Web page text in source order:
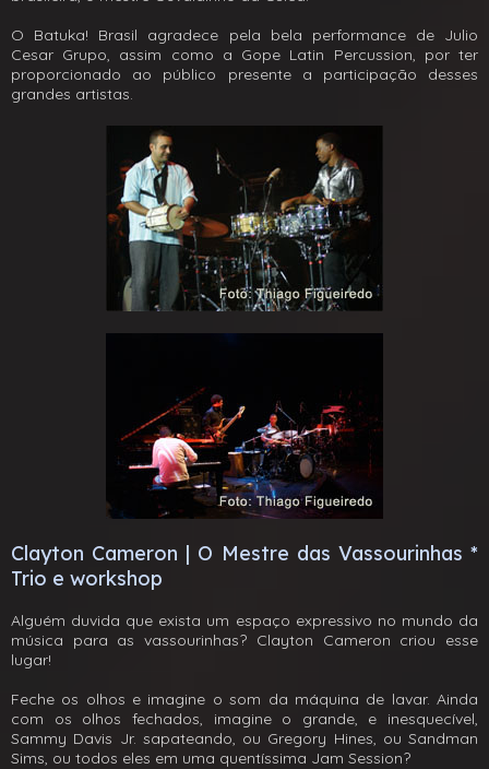
O Batuka! Brasil agradece pela bela performance de Julio
Cesar Grupo, assim como a Gope Latin Percussion, por ter
proporcionado ao público presente a participação desses
grandes artistas.
Clayton Cameron | O Mestre das Vassourinhas *
Trio e workshop
Alguém duvida que exista um espaço expressivo no mundo da
música para as vassourinhas? Clayton Cameron criou esse
lugar!
Feche os olhos e imagine o som da máquina de lavar. Ainda
com os olhos fechados, imagine o grande, e inesquecível,
Sammy Davis Jr. sapateando, ou Gregory Hines, ou Sandman
Sims, ou todos eles em uma quentíssima Jam Session?